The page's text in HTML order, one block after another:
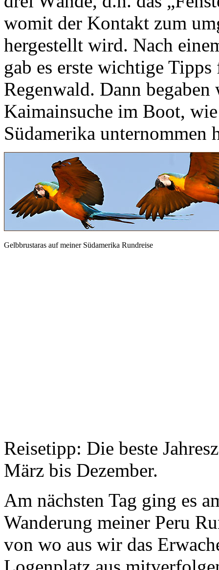
womit der Kontakt zum
hergestellt wird. Nach
gab es erste wichtige
Regenwald. Dann
Kaimainsuche im Boot,
Südamerika unternommen
Gelbbrustaras auf meiner Südamerika Rundreise
Reisetipp: Die beste
März bis Dezember.
Am nächsten Tag ging es
Wanderung meiner Peru
von wo aus wir das